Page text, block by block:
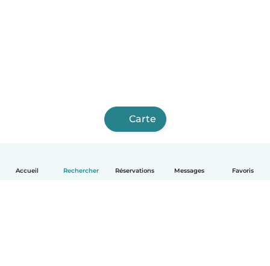
Accueil Rechercher Réservations Messages Favoris
Carte